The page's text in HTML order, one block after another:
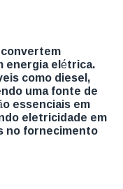
energia elétrica.
como diesel,
uma fonte de
essenciais em
eletricidade em
no fornecimento